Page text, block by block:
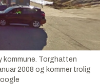
kommune. Torghatten
2008 og kommer trolig